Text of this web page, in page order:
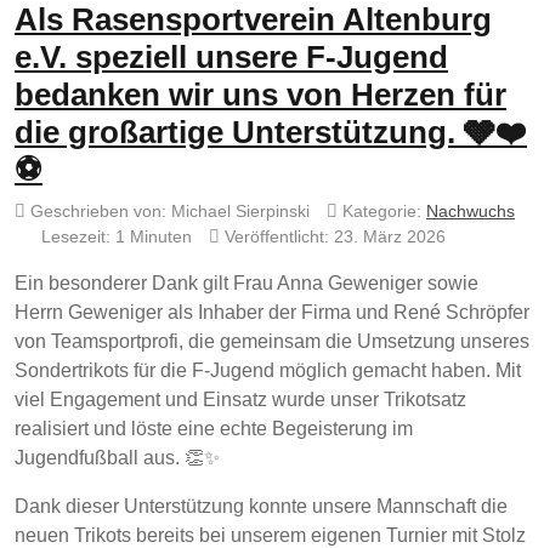
Als Rasensportverein Altenburg
e.V. speziell unsere F-Jugend
bedanken wir uns von Herzen für
die großartige Unterstützung. 🩶❤️
⚽
Geschrieben von: Michael Sierpinski Kategorie: Nachwuchs
Lesezeit: 1 Minuten
Veröffentlicht: 23. März 2026
Ein besonderer Dank gilt Frau Anna Geweniger sowie
Herrn Geweniger als Inhaber der Firma und René Schröpfer
von Teamsportprofi, die gemeinsam die Umsetzung unseres
Sondertrikots für die F-Jugend möglich gemacht haben. Mit
viel Engagement und Einsatz wurde unser Trikotsatz
realisiert und löste eine echte Begeisterung im
Jugendfußball aus. 👏✨
Dank dieser Unterstützung konnte unsere Mannschaft die
neuen Trikots bereits bei unserem eigenen Turnier mit Stolz